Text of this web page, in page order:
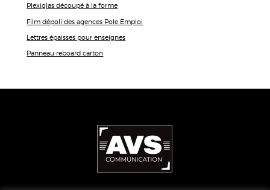
Plexiglas découpé à la forme
Film dépoli des agences Pole Emploi
Lettres épaisses pour enseignes
Panneau reboard carton